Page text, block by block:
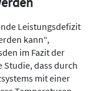
Leistungsdefizit
kann“,
im Fazit der
Studie, dass durch
mit einer